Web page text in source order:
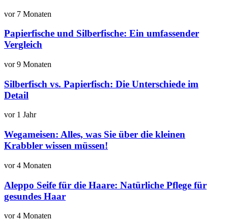
vor 7 Monaten
Papierfische und Silberfische: Ein umfassender
Vergleich
vor 9 Monaten
Silberfisch vs. Papierfisch: Die Unterschiede im
Detail
vor 1 Jahr
Wegameisen: Alles, was Sie über die kleinen
Krabbler wissen müssen!
vor 4 Monaten
Aleppo Seife für die Haare: Natürliche Pflege für
gesundes Haar
vor 4 Monaten